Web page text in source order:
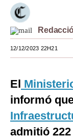
Moda
Estilos
Mundo
México
España
Internacional
12/12/2023 22H21
El
informó
admitió